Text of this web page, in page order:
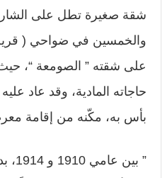
شقة صغيرة تطل على
والخمسين في ضواحي (
على شقته ” الصومعة “،
حاجاته المادية، وقد عاد
بأس به، مكّنه من إقامة
”